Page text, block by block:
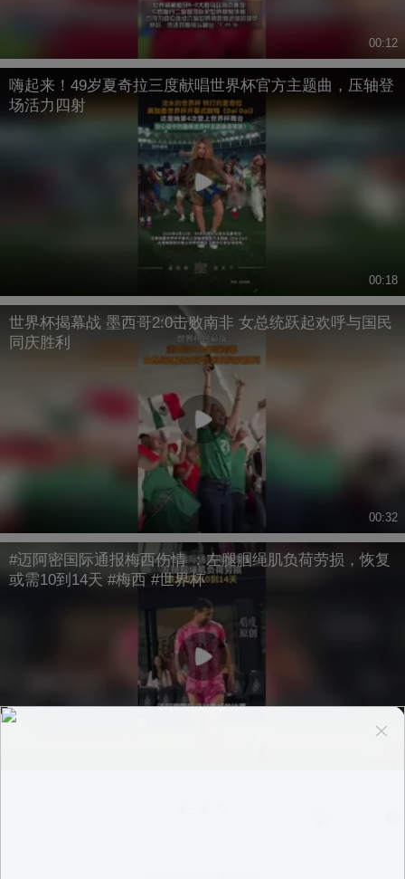
00:12
嗨起来！49岁夏奇拉三度献唱世界杯官方主题曲，压轴登
场活力四射
00:18
世界杯揭幕战 墨西哥2:0击败南非 女总统跃起欢呼与国民
同庆胜利
00:32
#迈阿密国际通报梅西伤情 ：左腿腘绳肌负荷劳损，恢复
或需10到14天 #梅西 #世界杯